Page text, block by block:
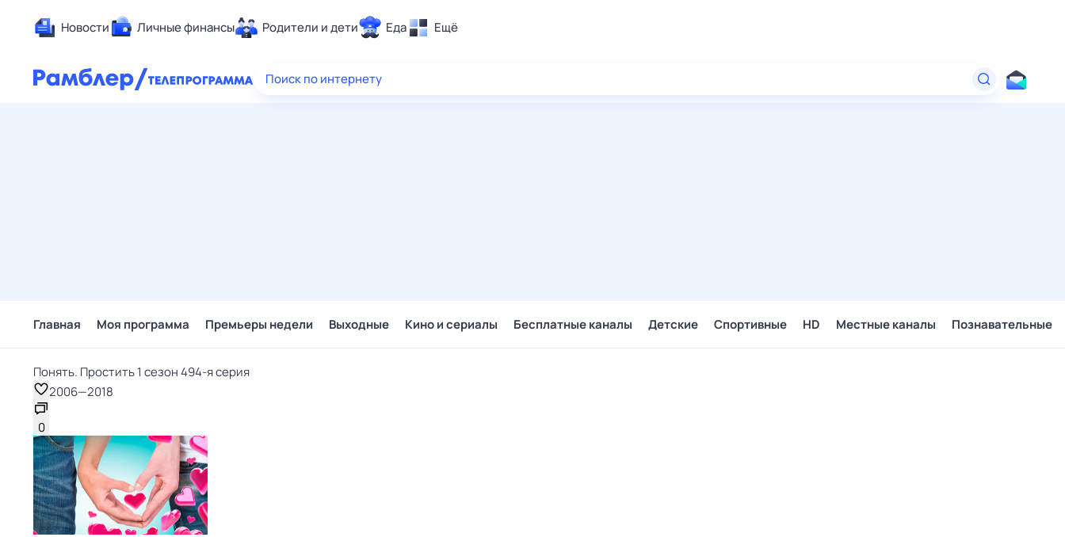
Новости Личные финансы Родители и дети Еда Ещё
Здоровье
Поиск по интернету
Главная Моя программа Премьеры недели Выходные Кино и сериалы Бесплатные каналы Детские Спортивные HD Местные каналы Познавательные
Понять. Простить 1 сезон 494-я серия
2006—2018
0